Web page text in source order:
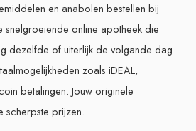
en anabolen bestellen bij
online apotheek die
dezelfde of uiterlijk de volgande dag
zoals iDEAL,
betalingen. Jouw originele
scherpste prijzen.